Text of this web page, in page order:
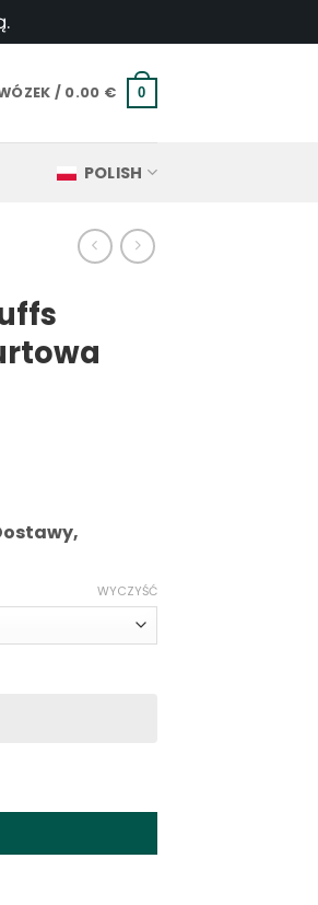
/ 0.00 € 0
POLISH
WYCZYŚĆ
Wholesale